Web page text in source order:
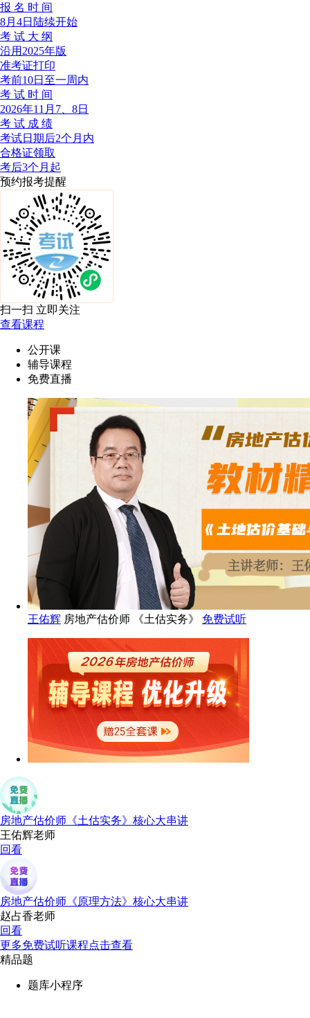
报 名 时 间
8月4日陆续开始
考 试 大 纲
沿用2025年版
准考证打印
考前10日至一周内
考 试 时 间
2026年11月7、8日
考 试 成 绩
考试日期后2个月内
合格证领取
考后3个月起
预约报考提醒
扫一扫 立即关注
查看课程
公开课
辅导课程
免费直播
王佑辉 房地产估价师 《土估实务》 免费试听
房地产估价师《土估实务》核心大串讲
王佑辉老师
回看
房地产估价师《原理方法》核心大串讲
赵占香老师
回看
更多免费试听课程点击查看
精品题
题库小程序